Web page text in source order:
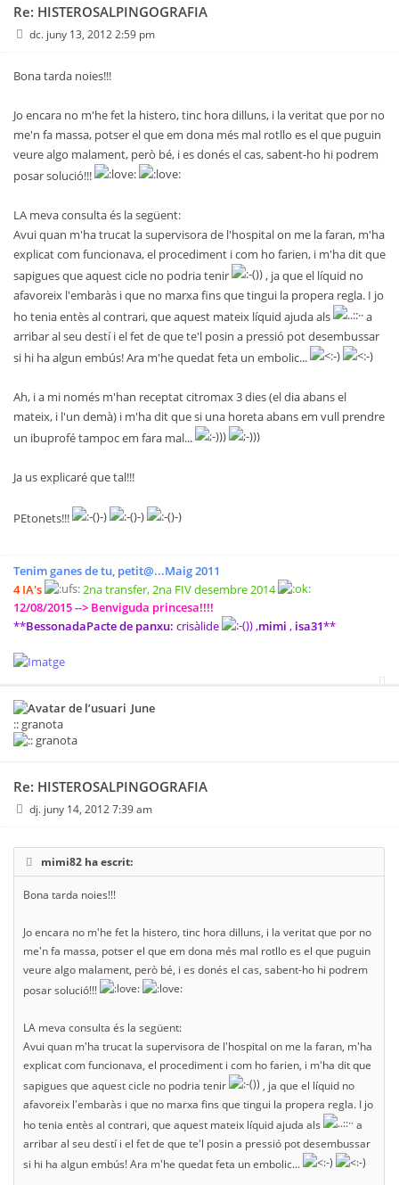
Re: HISTEROSALPINGOGRAFIA
dc. juny 13, 2012 2:59 pm
Bona tarda noies!!!
Jo encara no m'he fet la histero, tinc hora dilluns, i la veritat que por no
me'n fa massa, potser el que em dona més mal rotllo es el que puguin
veure algo malament, però bé, i es donés el cas, sabent-ho hi podrem
posar solució!!!
LA meva consulta és la següent:
Avui quan m'ha trucat la supervisora de l'hospital on me la faran, m'ha
explicat com funcionava, el procediment i com ho farien, i m'ha dit que
sapigues que aquest cicle no podria tenir
, ja que el líquid no
afavoreix l'embaràs i que no marxa fins que tingui la propera regla. I jo
ho tenia entès al contrari, que aquest mateix líquid ajuda als
a
arribar al seu destí i el fet de que te'l posin a pressió pot desembussar
si hi ha algun embús! Ara m'he quedat feta un embolic...
Ah, i a mi només m'han receptat citromax 3 dies (el dia abans el
mateix, i l'un demà) i m'ha dit que si una horeta abans em vull prendre
un ibuprofé tampoc em fara mal...
Ja us explicaré que tal!!!
PEtonets!!!
Tenim ganes de tu, petit@...Maig 2011
4 IA's
2na transfer, 2na FIV desembre 2014
12/08/2015 --> Benviguda princesa!!!!
**BessonadaPacte de panxu: crisàlide ,mimi , isa31**
June
:: granota
Re: HISTEROSALPINGOGRAFIA
dj. juny 14, 2012 7:39 am
mimi82 ha escrit:
Bona tarda noies!!!
Jo encara no m'he fet la histero, tinc hora dilluns, i la veritat que por no
me'n fa massa, potser el que em dona més mal rotllo es el que puguin
veure algo malament, però bé, i es donés el cas, sabent-ho hi podrem
posar solució!!!
LA meva consulta és la següent:
Avui quan m'ha trucat la supervisora de l'hospital on me la faran, m'ha
explicat com funcionava, el procediment i com ho farien, i m'ha dit que
sapigues que aquest cicle no podria tenir
, ja que el líquid no
afavoreix l'embaràs i que no marxa fins que tingui la propera regla. I jo
ho tenia entès al contrari, que aquest mateix líquid ajuda als
a
arribar al seu destí i el fet de que te'l posin a pressió pot desembussar
si hi ha algun embús! Ara m'he quedat feta un embolic...